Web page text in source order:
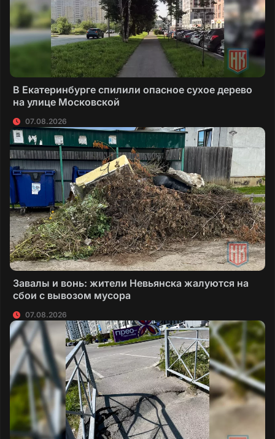
В Екатеринбурге спилили опасное сухое дерево
на улице Московской
07.08.2026
Завалы и вонь: жители Невьянска жалуются на
сбои с вывозом мусора
07.08.2026